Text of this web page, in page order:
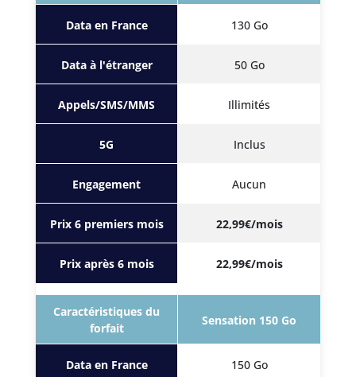
Data en France
Data à l'étranger
Appels/SMS/MMS
5G
Engagement
Prix 6 premiers mois
Prix après 6 mois
130 Go
50 Go
Illimités
Inclus
Aucun
22,99€/mois
22,99€/mois
Caractéristiques du
forfait
Data en France
Sensation 150 Go
150 Go